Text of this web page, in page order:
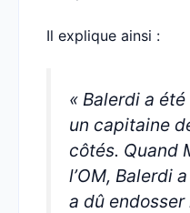
Il explique ainsi :
« Balerdi a
un capitaine
côtés. Quand
l’OM, Balerdi
a dû endosser